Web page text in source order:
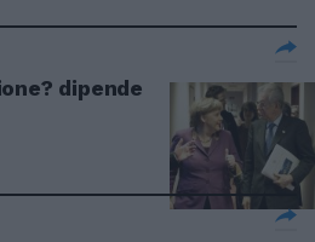
dipende